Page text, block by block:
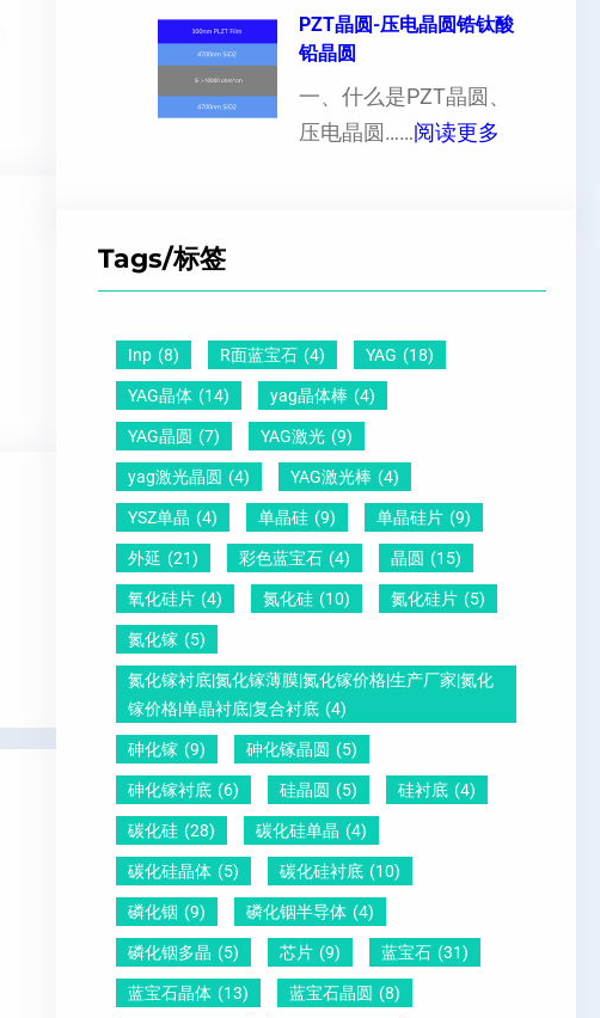
超
薄
硅
）
响
白
或
者
因
？
给
你
说
明
1
晶
向
晶
向
1
1
0
怎
？
PZT晶圆-压电晶圆锆钛酸
铅晶圆
一、什么是PZT晶圆、
压电晶圆……阅读更多
晶
Tags/标签
Inp (8) R面蓝宝石 (4) YAG (18)
YAG晶体 (14) yag晶体棒 (4)
YAG晶圆 (7) YAG激光 (9)
yag激光晶圆 (4) YAG激光棒 (4)
YSZ单晶 (4) 单晶硅 (9) 单晶硅片 (9)
外延 (21) 彩色蓝宝石 (4) 晶圆 (15)
氧化硅片 (4) 氮化硅 (10) 氮化硅片 (5)
氮化镓 (5)
氮化镓衬底|氮化镓薄膜|氮化镓价格|生产厂家|氮化
镓价格|单晶衬底|复合衬底 (4)
砷化镓 (9) 砷化镓晶圆 (5)
砷化镓衬底 (6) 硅晶圆 (5) 硅衬底 (4)
碳化硅 (28) 碳化硅单晶 (4)
碳化硅晶体 (5) 碳化硅衬底 (10)
磷化铟 (9) 磷化铟半导体 (4)
磷化铟多晶 (5) 芯片 (9) 蓝宝石 (31)
蓝宝石晶体 (13) 蓝宝石晶圆 (8)